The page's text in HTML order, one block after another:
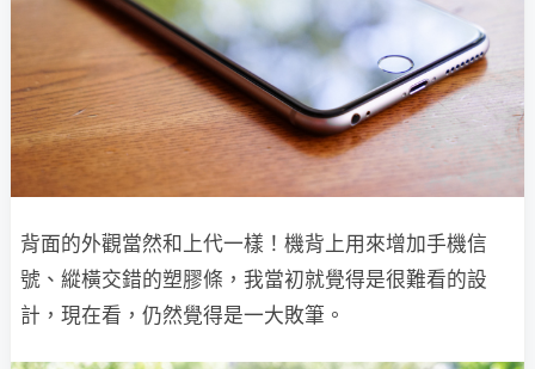
背面的外觀當然和上代一樣！機背上用來增加手機信
號、縱橫交錯的塑膠條，我當初就覺得是很難看的設
計，現在看，仍然覺得是一大敗筆。